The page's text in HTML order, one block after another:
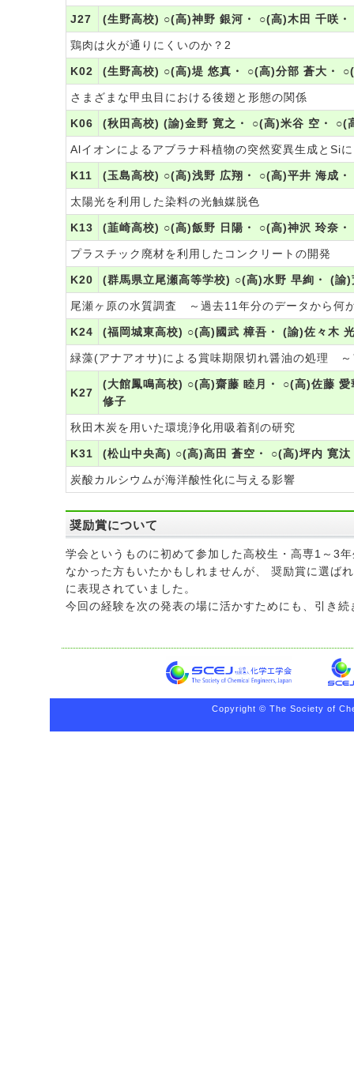
J27 (生野高校) ○(高)神野 銀河・ ○(高)木田 千咲
鶏肉は火が通りにくいのか？2
K02 (生野高校) ○(高)堤 悠真・ ○(高)分部 蒼大・
さまざまな甲虫目における後翅と形態の関係
K06 (秋田高校) (諭)金野 寛之・ ○(高)米谷 空・
Alイオンによるアブラナ科植物の突然変異生成とSi
K11 (玉島高校) ○(高)浅野 広翔・ ○(高)平井 海成
太陽光を利用した染料の光触媒脱色
K13 (韮崎高校) ○(高)飯野 日陽・ ○(高)神沢 玲奈
プラスチック廃材を利用したコンクリートの開発
K20 (群馬県立尾瀬高等学校) ○(高)水野 早絢・ (諭)
尾瀬ヶ原の水質調査 ～過去11年分のデータから何
K24 (福岡城東高校) ○(高)國武 樟吾・ (諭)佐々木
緑藻(アナアオサ)による賞味期限切れ醤油の処理
K27
(大館鳳鳴高校) ○(高)齋藤 睦月・ ○(高)佐藤
修子
秋田木炭を用いた環境浄化用吸着剤の研究
K31 (松山中央高) ○(高)高田 蒼空・ ○(高)坪内 寛
炭酸カルシウムが海洋酸性化に与える影響
奨励賞について
学会というものに初めて参加した高校生・高専1～3
なかった方もいたかもしれませんが、 奨励賞に選ば
に表現されていました。
今回の経験を次の発表の場に活かすためにも、引き
Copyright © The Society of